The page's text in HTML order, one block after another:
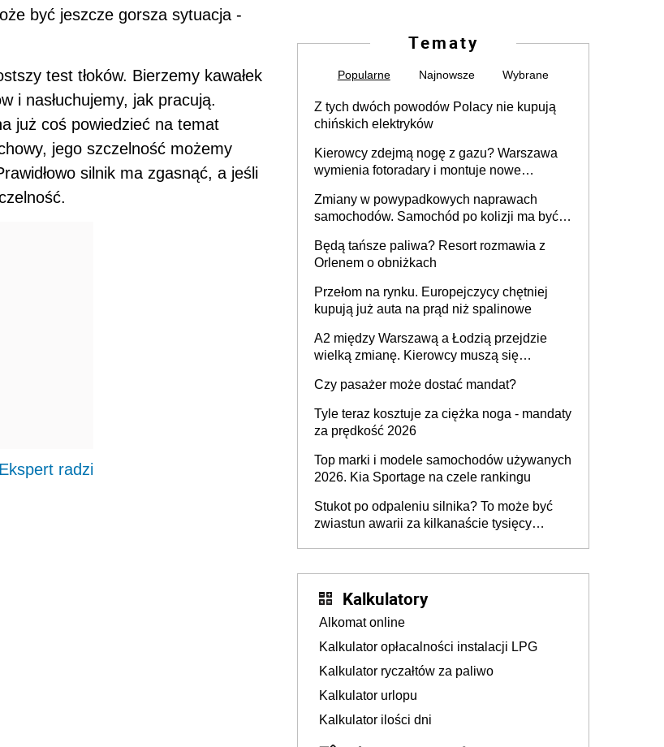
być jeszcze gorsza sytuacja -
test tłoków. Bierzemy kawałek
i nasłuchujemy, jak pracują.
już coś powiedzieć na temat
jego szczelność możemy
silnik ma zgasnąć, a jeśli
radzi
Tematy
Popularne Najnowsze Wybrane
Z tych dwóch powodów Polacy nie kupują
chińskich elektryków
Kierowcy zdejmą nogę z gazu? Warszawa
wymienia fotoradary i montuje nowe
Zmiany w powypadkowych naprawach
samochodów. Samochód po kolizji ma być
technologią producenta
Będą tańsze paliwa? Resort rozmawia z
Orlenem o obniżkach
Przełom na rynku. Europejczycy chętniej
kupują już auta na prąd niż spalinowe
A2 między Warszawą a Łodzią przejdzie
wielką zmianę. Kierowcy muszą się
Czy pasażer może dostać mandat?
Tyle teraz kosztuje za ciężka noga - mandaty
za prędkość 2026
Top marki i modele samochodów używanych
2026. Kia Sportage na czele rankingu
Stukot po odpaleniu silnika? To może być
zwiastun awarii za kilkanaście tysięcy
Kalkulatory
Alkomat online
Kalkulator opłacalności instalacji LPG
Kalkulator ryczałtów za paliwo
Kalkulator urlopu
Kalkulator ilości dni